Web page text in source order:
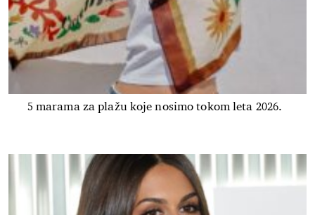
5 marama za plažu koje nosimo tokom leta 2026.